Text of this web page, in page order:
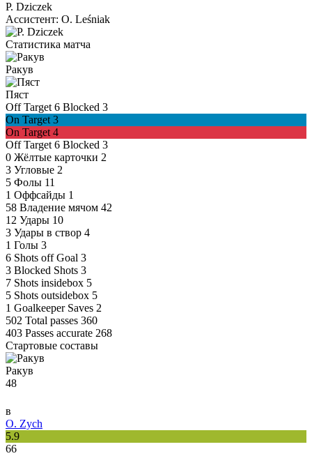
P. Dziczek
Ассистент: O. Leśniak
Статистика матча
Ракув
Пяст
Off Target 6 Blocked 3
On Target 3
On Target 4
Off Target 6 Blocked 3
0 Жёлтые карточки 2
3 Угловые 2
5 Фолы 11
1 Оффсайды 1
58 Владение мячом 42
12 Удары 10
3 Удары в створ 4
1 Голы 3
6 Shots off Goal 3
3 Blocked Shots 3
7 Shots insidebox 5
5 Shots outsidebox 5
1 Goalkeeper Saves 2
502 Total passes 360
403 Passes accurate 268
Стартовые составы
Ракув
48
в
O. Zych
5.9
66